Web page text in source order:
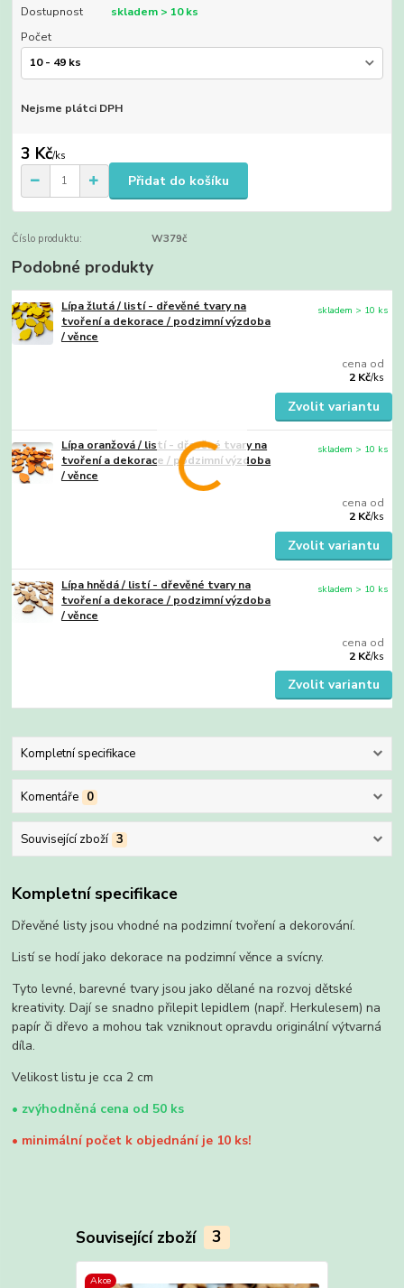
Dostupnost
skladem > 10 ks
Počet
Nejsme plátci DPH
3 Kč/ks
Přidat do košíku
Číslo produktu: W379č
Podobné produkty
Lípa žlutá / listí - dřevěné tvary na
tvoření a dekorace / podzimní výzdoba
/ věnce
cena od
2 Kč/ks
skladem > 10 ks
Zvolit variantu
Lípa oranžová / listí - dřevěné tvary na
tvoření a dekorace / podzimní výzdoba
/ věnce
cena od
2 Kč/ks
skladem > 10 ks
Zvolit variantu
Lípa hnědá / listí - dřevěné tvary na
tvoření a dekorace / podzimní výzdoba
/ věnce
cena od
2 Kč/ks
skladem > 10 ks
Zvolit variantu
Kompletní specifikace
Komentáře 0
Související zboží 3
Kompletní specifikace
Dřevěné listy jsou vhodné na podzimní tvoření a dekorování.
Listí se hodí jako dekorace na podzimní věnce a svícny.
Tyto levné, barevné tvary jsou jako dělané na rozvoj dětské
kreativity. Dají se snadno přilepit lepidlem (např. Herkulesem) na
papír či dřevo a mohou tak vzniknout opravdu originální výtvarná
díla.
Velikost listu je cca 2 cm
• zvýhodněná cena od 50 ks
• minimální počet k objednání je 10 ks!
Související zboží 3
Akce